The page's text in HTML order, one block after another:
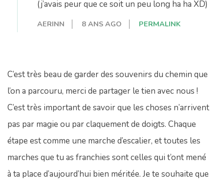
(j’avais peur que ce soit un peu long ha ha XD)
AERINN 8 ANS AGO PERMALINK
C’est très beau de garder des souvenirs du chemin que
l’on a parcouru, merci de partager le tien avec nous !
C’est très important de savoir que les choses n’arrivent
pas par magie ou par claquement de doigts. Chaque
étape est comme une marche d’escalier, et toutes les
marches que tu as franchies sont celles qui t’ont mené
à ta place d’aujourd’hui bien méritée. Je te souhaite que